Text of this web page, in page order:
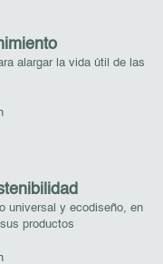
alargar la vida útil de las
universal y ecodiseño, en
productos